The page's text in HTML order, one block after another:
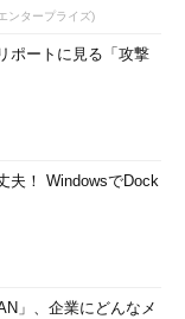
以下に示してお
提供されているも
要件は
英語］（TechNet
ンタープライズ)
ポートに見る「攻撃
夫！ WindowsでDock
」、企業にどんなメ